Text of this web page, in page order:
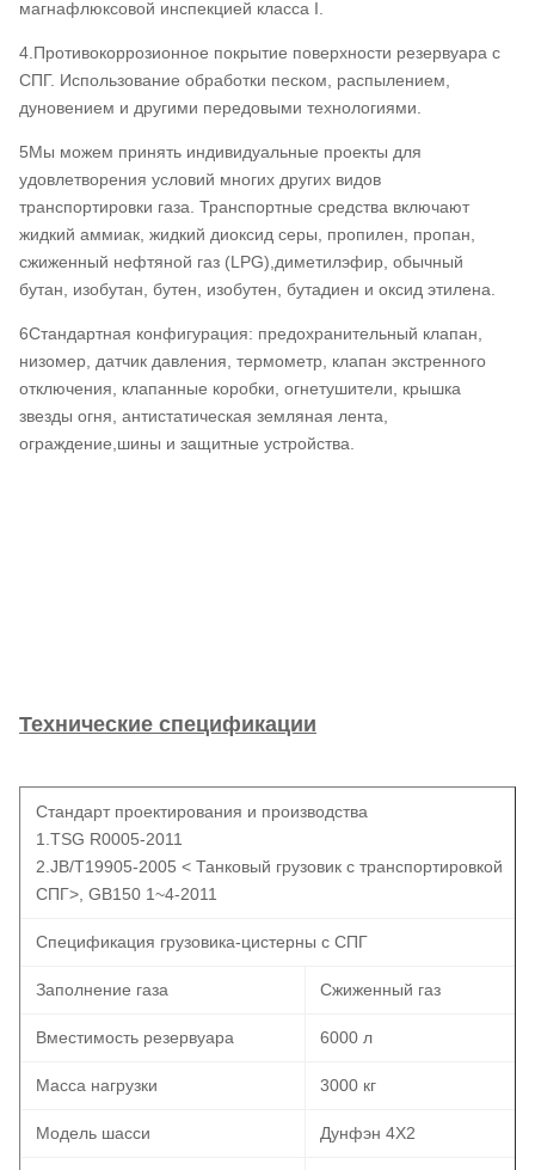
магнафлюксовой инспекцией класса I.
4.Противокоррозионное покрытие поверхности резервуара с
СПГ. Использование обработки песком, распылением,
дуновением и другими передовыми технологиями.
5Мы можем принять индивидуальные проекты для
удовлетворения условий многих других видов
транспортировки газа. Транспортные средства включают
жидкий аммиак, жидкий диоксид серы, пропилен, пропан,
сжиженный нефтяной газ (LPG),диметилэфир, обычный
бутан, изобутан, бутен, изобутен, бутадиен и оксид этилена.
6Стандартная конфигурация: предохранительный клапан,
низомер, датчик давления, термометр, клапан экстренного
отключения, клапанные коробки, огнетушители, крышка
звезды огня, антистатическая земляная лента,
ограждение,шины и защитные устройства.
Технические спецификации
Стандарт проектирования и производства
1.TSG R0005-2011
2.JB/T19905-2005 < Танковый грузовик с транспортировкой
СПГ>, GB150 1~4-2011
Спецификация грузовика-цистерны с СПГ
Заполнение газа Сжиженный газ
Вместимость резервуара 6000 л
Масса нагрузки 3000 кг
Модель шасси Дунфэн 4X2